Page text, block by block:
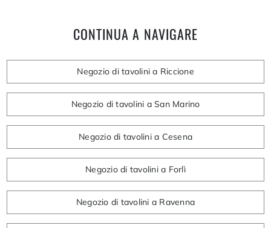
CONTINUA A NAVIGARE
Negozio di tavolini a Riccione
Negozio di tavolini a San Marino
Negozio di tavolini a Cesena
Negozio di tavolini a Forlì
Negozio di tavolini a Ravenna